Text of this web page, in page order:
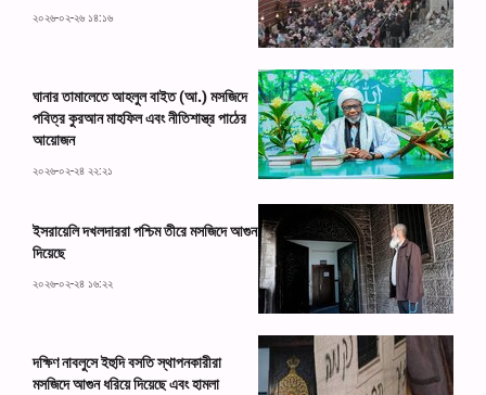
২০২৬-০২-২৬ ১৪:১৬
ঘানার তামালেতে আহলুল বাইত (আ.) মসজিদে
পবিত্র কুরআন মাহফিল এবং নীতিশাস্ত্র পাঠের
আয়োজন
২০২৬-০২-২৪ ২২:২১
ইসরায়েলি দখলদাররা পশ্চিম তীরে মসজিদে আগুন
দিয়েছে
২০২৬-০২-২৪ ১৬:২২
দক্ষিণ নাবলুসে ইহুদি বসতি স্থাপনকারীরা
মসজিদে আগুন ধরিয়ে দিয়েছে এবং হামলা